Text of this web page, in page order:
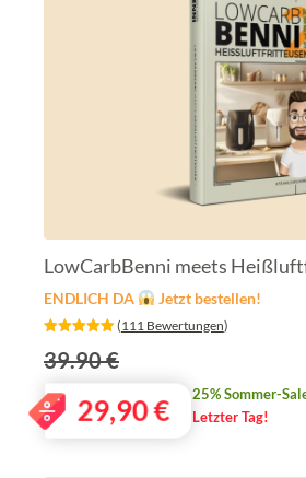
LowCarbBenni meets
ENDLICH DA Jetzt bestellen!
‎ (111 Bewertungen)
39.90 €
29,90€
25% Sommer-
Letzter Tag!